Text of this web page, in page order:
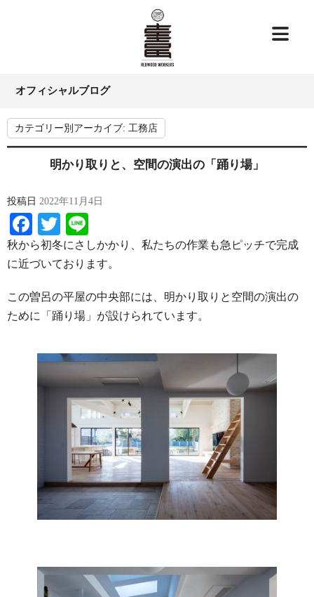
オフィシャルブログ
カテゴリー別アーカイブ: 工務店
明かり取りと、空間の演出の「踊り場」
投稿日 2022年11月4日
Facebook
Twitter
秋から初冬にさしかかり、私たちの作業も急ピッチで完成
に近づいております。
この曽呂の平屋の中央部には、明かり取りと空間の演出の
ために「踊り場」が設けられています。